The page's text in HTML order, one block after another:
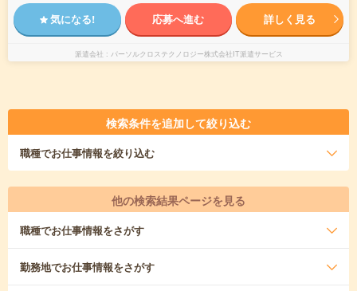
気になる! 応募へ進む 詳しく見る
派遣会社 パーソルクロステクノロジー株式会社IT派遣サービス
検索条件を追加して絞り込む
職種でお仕事情報を絞り込む
他の検索結果ページを見る
職種でお仕事情報をさがす
勤務地でお仕事情報をさがす